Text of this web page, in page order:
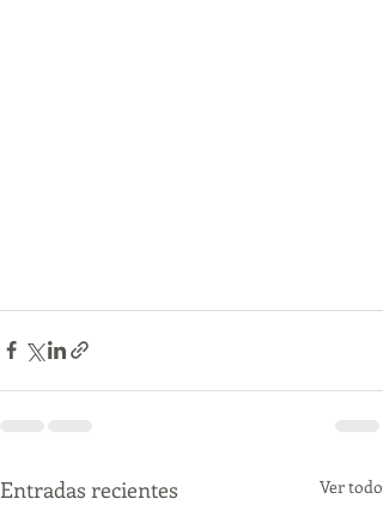
Entradas recientes Ver todo